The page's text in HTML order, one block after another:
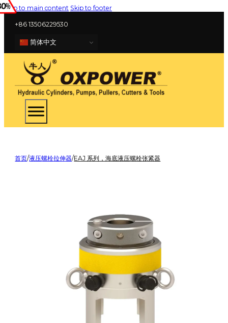
Skip to main content Skip to footer
+86 13506229530
简体中文
首页/液压螺栓拉伸器/EAJ 系列，海底液压螺栓张紧器